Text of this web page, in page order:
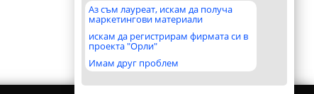
Аз съм лауреат, искам да получа
маркетингови материали
искам да регистрирам фирмата си в
проекта "Орли"
Имам друг проблем